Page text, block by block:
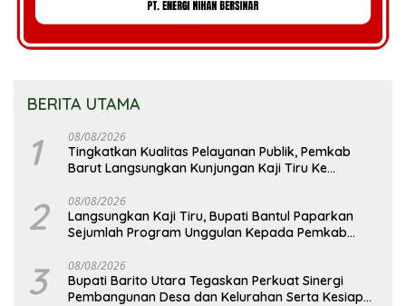
BERITA UTAMA
1 08/08/2026
Tingkatkan Kualitas Pelayanan Publik, Pemkab
Barut Langsungkan Kunjungan Kaji Tiru Ke
2 08/08/2026
Langsungkan Kaji Tiru, Bupati Bantul Paparkan
Sejumlah Program Unggulan Kepada Pemkab
3 08/08/2026
Bupati Barito Utara Tegaskan Perkuat Sinergi
Pembangunan Desa dan Kelurahan Serta Kesiapan